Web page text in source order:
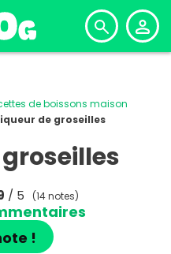
de boissons maison
de groseilles
/ 5 (14 notes)
!